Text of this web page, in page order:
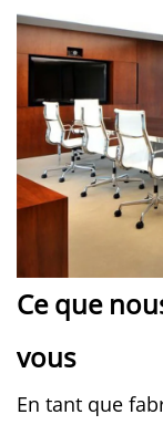
Ce que
vous
En tant que